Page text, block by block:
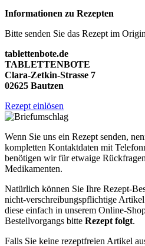
Informationen zu Rezepten
Bitte senden Sie das Rezept im
tablettenbote.de
TABLETTENBOTE
Clara-Zetkin-Strasse 7
02625 Bautzen
Rezept einlösen
Wenn Sie uns ein Rezept senden,
kompletten Kontaktdaten mit
benötigen wir für etwaige
Medikamenten.
Natürlich können Sie Ihre Rezept-
nicht-verschreibungspflichtige
diese einfach in unserem Online-
Bestellvorgangs bitte Rezept folgt.
Falls Sie keine rezeptfreien Artikel